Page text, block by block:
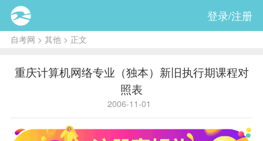
登录/注册
自考网 > 其他 > 正文
重庆计算机网络专业（独本）新旧执行期课程对
照表
2006-11-01